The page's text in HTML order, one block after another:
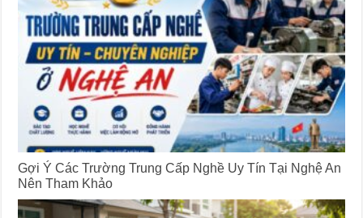
Gợi Ý Các Trường Trung Cấp Nghề Uy Tín Tại Nghệ An
Nên Tham Khảo